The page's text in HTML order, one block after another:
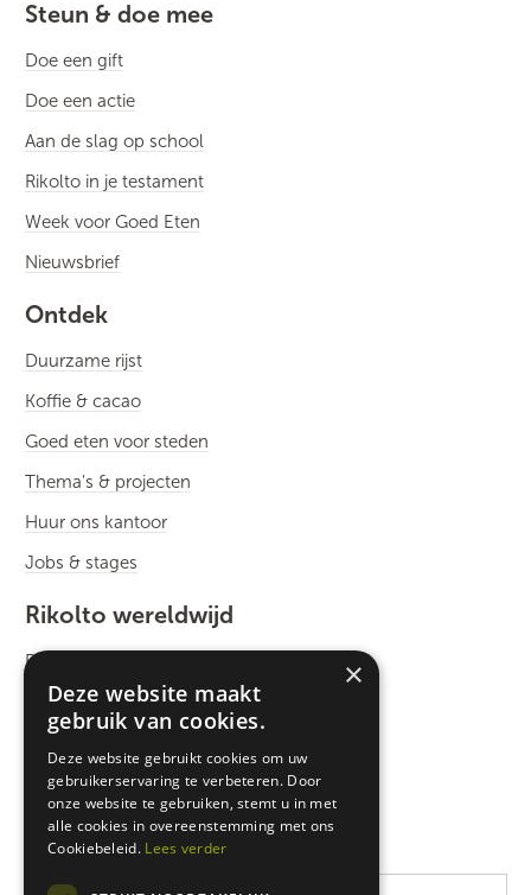
Steun & doe mee
Doe een gift
Doe een actie
Aan de slag op school
Rikolto in je testament
Week voor Goed Eten
Nieuwsbrief
Ontdek
Duurzame rijst
Koffie & cacao
Goed eten voor steden
Thema's & projecten
Huur ons kantoor
Jobs & stages
Rikolto wereldwijd
Rikolto International
Zuid-Oost Azië
West-Afrika
Latijns-Amerika
×
Deze website maakt
gebruik van cookies.
Deze website gebruikt cookies om uw
gebruikerservaring te verbeteren. Door
onze website te gebruiken, stemt u in met
alle cookies in overeenstemming met ons
Cookiebeleid. Lees verder